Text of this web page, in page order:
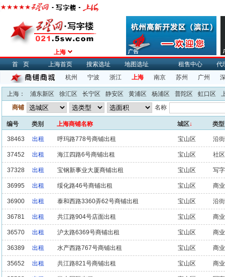
上海
首页
上海首页 搜索选址 地图选址 租售中心
代
杭州
宁波 浙江 上海 南京 苏州 广州
上海： 浦东新区 徐汇区 长宁区 静安区 黄浦区 杨浦区 普陀区 虹口区
商铺
名称
编号 类别 上海商铺名称 城区↓ 类型
38463 出租 呼玛路778号商铺出租 宝山区 沿
37452 出租 海江四路6号商铺出租 宝山区 社
37328 出租 宝钢新事业大厦商铺出租 宝山区 写
36995 出租 绥化路46号商铺出租 宝山区 商
36900 出租 泰和西路3360弄62号商铺出租 宝山区 沿
36781 出租 共江路904号店面出租 宝山区 商
36570 出租 沪太路6369号商铺出租 宝山区 商
36389 出租 水产西路767号商铺出租 宝山区 商
35652 出租 共江路821号商铺出租 宝山区 商